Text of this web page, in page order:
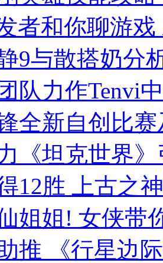
者和你聊游
9与散搭奶分
队力作Tenvi
全新自创比
《坦克世界
12胜 上古之
姐姐! 女侠带
推 《行星边